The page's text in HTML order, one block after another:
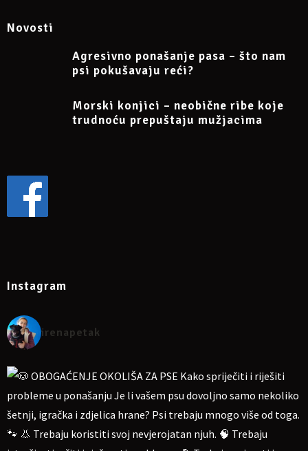
Novosti
Agresivno ponašanje pasa – što nam
psi pokušavaju reći?
Morski konjici – neobične ribe koje
trudnoću prepuštaju mužjacima
Instagram
irenapetak